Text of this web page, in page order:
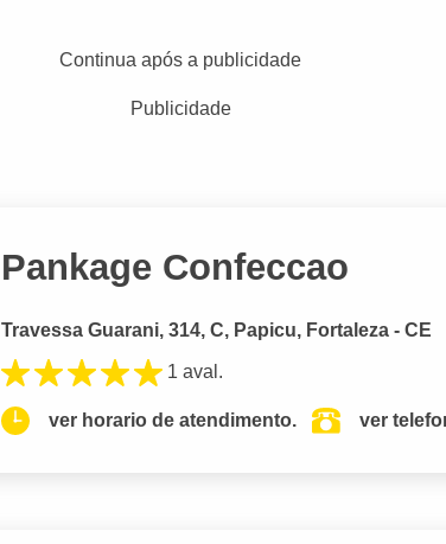
Continua após a publicidade
Publicidade
Pankage Confeccao
Travessa Guarani, 314, C, Papicu, Fortaleza - CE
1 aval.
ver horario de atendimento. ver